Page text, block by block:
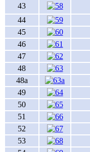
43
44
45
46
47
48
48a
49
50
51
52
53